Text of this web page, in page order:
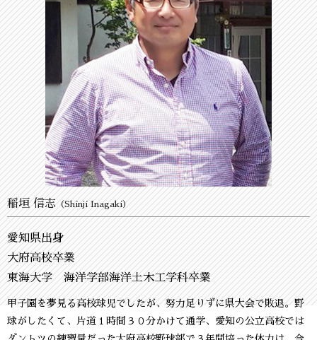
稲垣 信志（Shinji Inagaki）
愛知県出身
大府高校卒業
東海大学 海洋学部海洋土木工学科卒業
甲子園を夢見る高校球児でしたが、努力足りずに県大会で敗退。野
球がしたくて、片道１時間３０分かけて通学、愛知の公立高校では